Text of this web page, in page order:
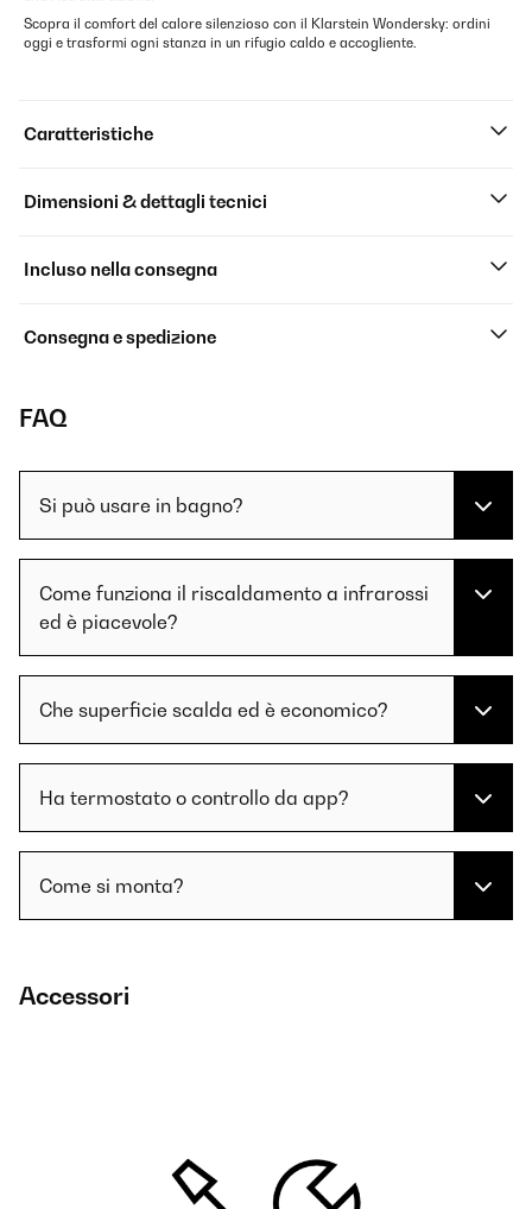
Scopra il comfort del calore silenzioso con il Klarstein Wondersky: ordini
oggi e trasformi ogni stanza in un rifugio caldo e accogliente.
Caratteristiche
Dimensioni & dettagli tecnici
Incluso nella consegna
Consegna e spedizione
FAQ
Si può usare in bagno?
Come funziona il riscaldamento a infrarossi
ed è piacevole?
Che superficie scalda ed è economico?
Ha termostato o controllo da app?
Come si monta?
Accessori